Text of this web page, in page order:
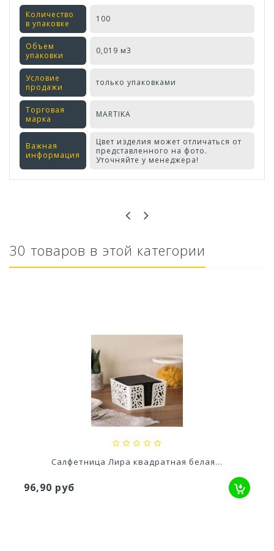
Количество
в упаковке
100
Объем
упаковки
0,019 м3
Условие
продажи
только упаковками
Торговая
марка
MARTIKA
Важная
информация
Цвет изделия может отличаться от
представленного на фото.
Уточняйте у менеджера!
Ускоритель компоста 60гр
30 товаров в этой категории
Салфетница Лира квадратная белая...
96,90 руб